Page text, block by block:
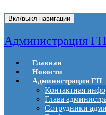
Вкл/выкл навигации
Администрация
Главная
Новости
Администрация ГП
Контактная
Глава
Сотрудники